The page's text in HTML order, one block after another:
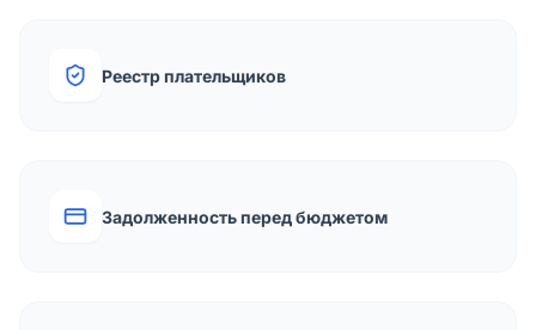
Реестр плательщиков
Задолженность перед бюджетом